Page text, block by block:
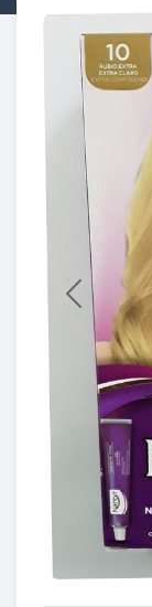
Previous